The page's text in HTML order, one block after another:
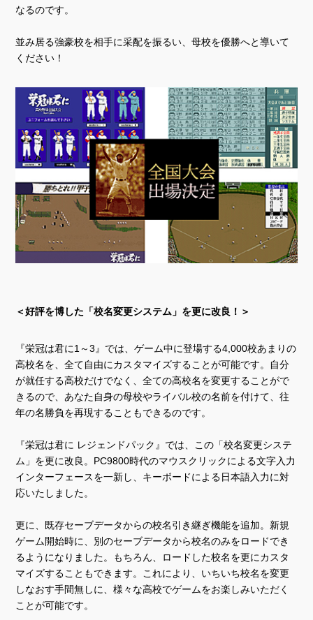
なるのです。
並み居る強豪校を相手に采配を振るい、母校を優勝へと導いて
ください！
＜好評を博した「校名変更システム」を更に改良！＞
『栄冠は君に1～3』では、ゲーム中に登場する4,000校あまりの
高校名を、全て自由にカスタマイズすることが可能です。自分
が就任する高校だけでなく、全ての高校名を変更することがで
きるので、あなた自身の母校やライバル校の名前を付けて、往
年の名勝負を再現することもできるのです。
『栄冠は君に レジェンドパック』では、この「校名変更システ
ム」を更に改良。PC9800時代のマウスクリックによる文字入力
インターフェースを一新し、キーボードによる日本語入力に対
応いたしました。
更に、既存セーブデータからの校名引き継ぎ機能を追加。新規
ゲーム開始時に、別のセーブデータから校名のみをロードでき
るようになりました。もちろん、ロードした校名を更にカスタ
マイズすることもできます。これにより、いちいち校名を変更
しなおす手間無しに、様々な高校でゲームをお楽しみいただく
ことが可能です。